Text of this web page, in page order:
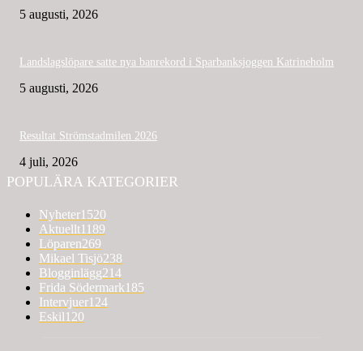
5 augusti, 2026
Landslagslöpare satte nya banrekord i Sparbanksjoggen Katrineholm
5 augusti, 2026
Resultat Strömstadmilen 2026
4 juli, 2026
POPULÄRA KATEGORIER
Nyheter1520
Aktuellt1189
Löparen269
Mikael Tisjö238
Blogginlägg214
Frida Södermark185
Intervjuer124
Eskil120